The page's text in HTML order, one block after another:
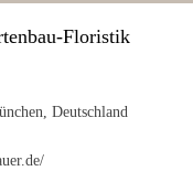
Floristik
Deutschland